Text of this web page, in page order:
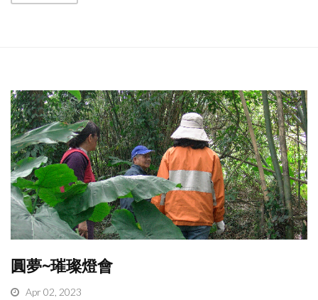
圓夢~璀璨燈會
Apr 02, 2023